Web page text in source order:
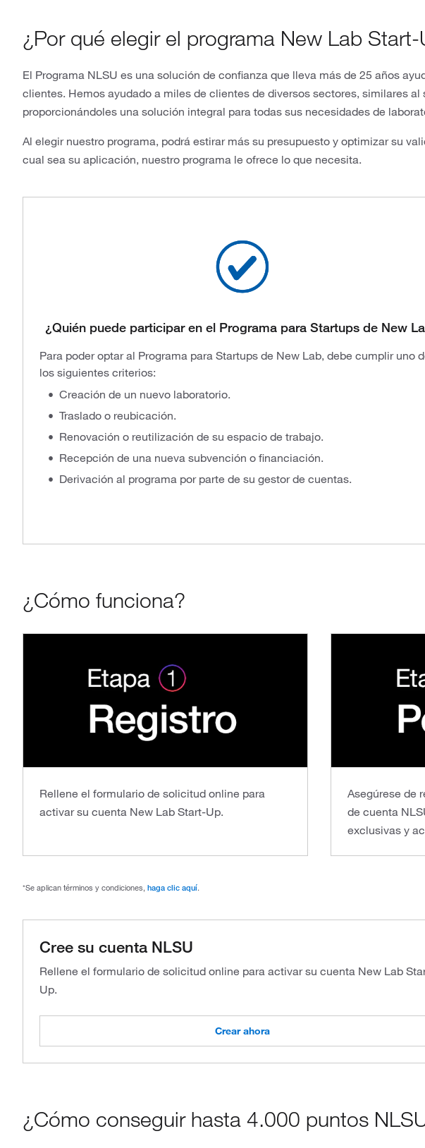
¿Por qué elegir el programa New Lab Start-
El Programa NLSU es una solución de confianza que lleva más de 25 años
clientes. Hemos ayudado a miles de clientes de diversos sectores, similares al
proporcionándoles una solución integral para todas sus necesidades de
Al elegir nuestro programa, podrá estirar más su presupuesto y optimizar su
cual sea su aplicación, nuestro programa le ofrece lo que necesita.
¿Quién puede participar en el Programa para Startups de New
Para poder optar al Programa para Startups de New Lab, debe cumplir uno
los siguientes criterios:
Creación de un nuevo laboratorio.
Traslado o reubicación.
Renovación o reutilización de su espacio de trabajo.
Recepción de una nueva subvención o financiación.
Derivación al programa por parte de su gestor de cuentas.
¿Cómo funciona?
Rellene el formulario de solicitud online para
activar su cuenta New Lab Start-Up.
Asegúrese de
de cuenta
exclusivas y
*Se aplican términos y condiciones, haga clic aquí.
Cree su cuenta NLSU
Rellene el formulario de solicitud online para activar su cuenta New Lab
Up.
Crear ahora
¿Cómo conseguir hasta 4.000 puntos